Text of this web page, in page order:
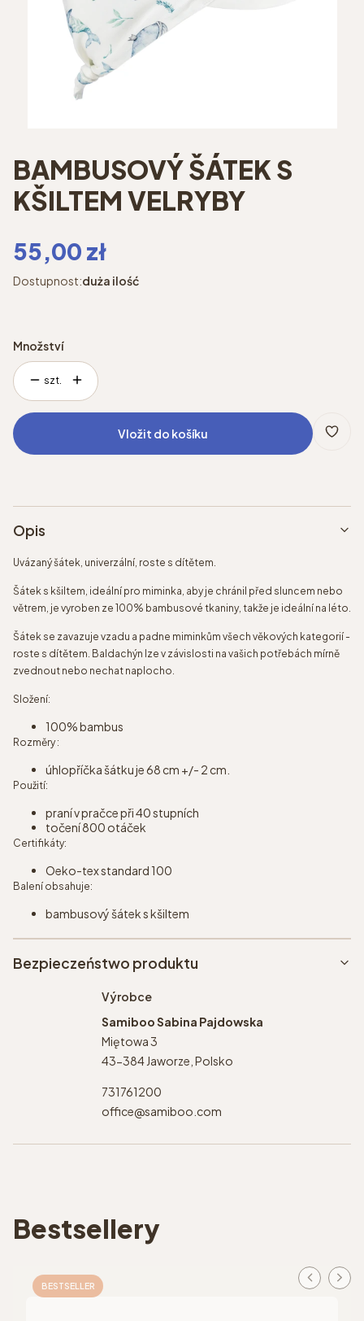
BAMBUSOVÝ ŠÁTEK S
KŠILTEM VELRYBY
Cena
55,00 zł
Dostupnost:duża ilość
Množství
szt.
Vložit do košíku
Opis
Uvázaný šátek, univerzální, roste s dítětem.
Šátek s kšiltem, ideální pro miminka, aby je chránil před sluncem nebo
větrem, je vyroben ze 100% bambusové tkaniny, takže je ideální na léto.
Šátek se zavazuje vzadu a padne miminkům všech věkových kategorií -
roste s dítětem. Baldachýn lze v závislosti na vašich potřebách mírně
zvednout nebo nechat naplocho.
Složení:
100% bambus
Rozměry :
úhlopříčka šátku je 68 cm +/- 2 cm.
Použití:
praní v pračce při 40 stupních
točení 800 otáček
Certifikáty:
Oeko-tex standard 100
Balení obsahuje:
bambusový šátek s kšiltem
Bezpieczeństwo produktu
Výrobce
Samiboo Sabina Pajdowska
Miętowa 3
43-384 Jaworze, Polsko
731761200
office@samiboo.com
Bestsellery
BESTSELLER